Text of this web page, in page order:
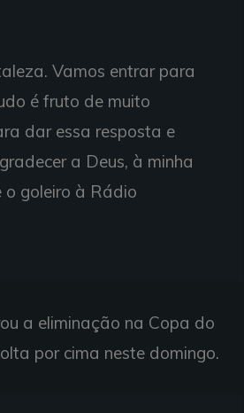
Vamos entrar para
é fruto de muito
dar essa resposta e
a Deus, à minha
o goleiro à Rádio
a eliminação na Copa do
por cima neste domingo.